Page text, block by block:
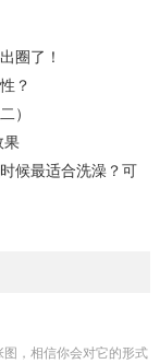
圈了！
？
）
果
候最适合洗澡？可
，相信你会对它的形式